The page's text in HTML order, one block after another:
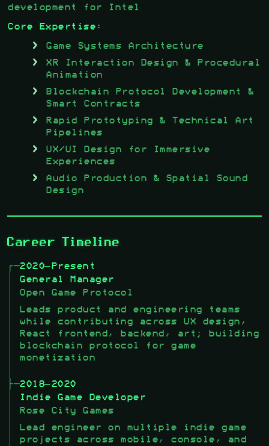
development for Intel
Core Expertise:
Game Systems Architecture
XR Interaction Design & Procedural
Animation
Blockchain Protocol Development &
Smart Contracts
Rapid Prototyping & Technical Art
Pipelines
UX/UI Design for Immersive
Experiences
Audio Production & Spatial Sound
Design
Career Timeline
2020–Present
General Manager
Open Game Protocol
Leads product and engineering teams
while contributing across UX design,
React frontend, backend, art; building
blockchain protocol for game
monetization
2018–2020
Indie Game Developer
Rose City Games
Lead engineer on multiple indie game
projects across mobile, console, and